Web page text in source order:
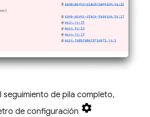
seguimiento de pila completo,
de configuración